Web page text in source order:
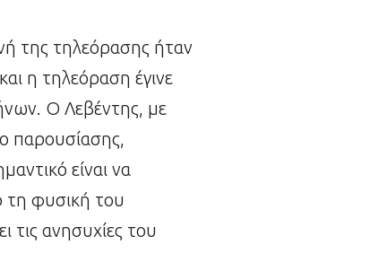
της τηλεόρασης ήταν
η τηλεόραση έγινε
Ο Λεβέντης, με
παρουσίασης,
είναι να
τη φυσική του
τις ανησυχίες του